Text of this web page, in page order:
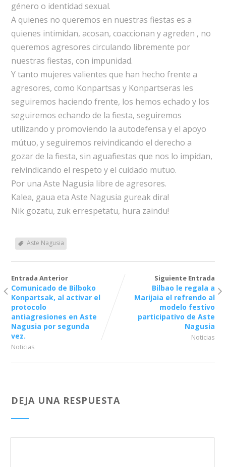
género o identidad sexual.
A quienes no queremos en nuestras fiestas es a
quienes intimidan, acosan, coaccionan y agreden , no
queremos agresores circulando libremente por
nuestras fiestas, con impunidad.
Y tanto mujeres valientes que han hecho frente a
agresores, como Konpartsas y Konpartseras les
seguiremos haciendo frente, los hemos echado y los
seguiremos echando de la fiesta, seguiremos
utilizando y promoviendo la autodefensa y el apoyo
mútuo, y seguiremos reivindicando el derecho a
gozar de la fiesta, sin aguafiestas que nos lo impidan,
reivindicando el respeto y el cuidado mutuo.
Por una Aste Nagusia libre de agresores.
Kalea, gaua eta Aste Nagusia gureak dira!
Nik gozatu, zuk errespetatu, hura zaindu!
Aste Nagusia
Entrada Anterior
Comunicado de Bilboko
Konpartsak, al activar el
protocolo
antiagresiones en Aste
Nagusia por segunda
vez.
Noticias
Siguiente Entrada
Bilbao le regala a
Marijaia el refrendo al
modelo festivo
participativo de Aste
Nagusia
Noticias
DEJA UNA RESPUESTA